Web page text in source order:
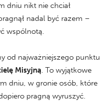
dniu nikt nie chciał
nadal być razem –
wspólnotą.
od najważniejszego punktu
Misyjną. To wyjątkowe
dniu, w gronie osób, które
pragną wyruszyć.